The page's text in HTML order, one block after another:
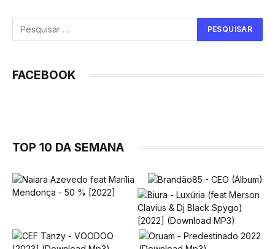
FACEBOOK
TOP 10 DA SEMANA